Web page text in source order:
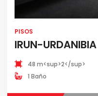
PISOS
IRUN-URDANIBIA
48 m<sup>2</sup>
1 Baño